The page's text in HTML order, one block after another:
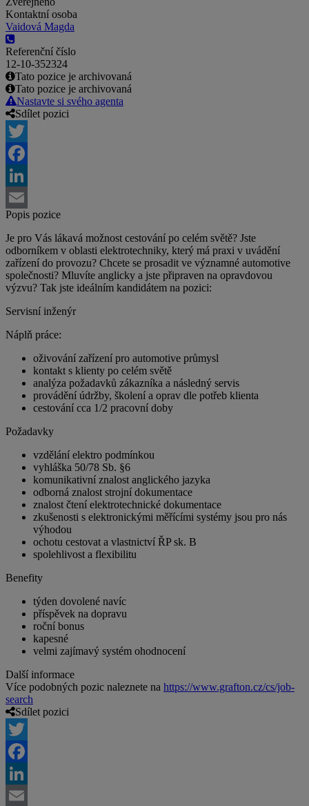
Kontaktní osoba
Vaidová Magda
Referenční číslo
12-10-352324
Tato pozice je archivovaná
Tato pozice je archivovaná
Nastavte si svého agenta
Sdílet pozici
Twitter
Facebook
LinkedIn
Email
Popis pozice
Je pro Vás lákavá možnost cestování po celém světě? Jste
odborníkem v oblasti elektrotechniky, který má praxi v uvádění
zařízení do provozu? Chcete se prosadit ve významné automotive
společnosti? Mluvíte anglicky a jste připraven na opravdovou
výzvu? Tak jste ideálním kandidátem na pozici:
Servisní inženýr
Náplň práce:
oživování zařízení pro automotive průmysl
kontakt s klienty po celém světě
analýza požadavků zákazníka a následný servis
provádění údržby, školení a oprav dle potřeb klienta
cestování cca 1/2 pracovní doby
Požadavky
vzdělání elektro podmínkou
vyhláška 50/78 Sb. §6
komunikativní znalost anglického jazyka
odborná znalost strojní dokumentace
znalost čtení elektrotechnické dokumentace
zkušenosti s elektronickými měřícími systémy jsou pro nás
výhodou
ochotu cestovat a vlastnictví ŘP sk. B
spolehlivost a flexibilitu
Benefity
týden dovolené navíc
příspěvek na dopravu
roční bonus
kapesné
velmi zajímavý systém ohodnocení
Další informace
Více podobných pozic naleznete na https://www.grafton.cz/cs/job-
search
Sdílet pozici
Twitter
Facebook
LinkedIn